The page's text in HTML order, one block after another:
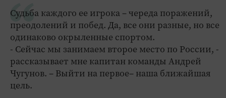
Судьба каждого ее игрока – череда поражений,
преодолений и побед. Да, все они разные, но все
одинаково окрыленные спортом.
- Сейчас мы занимаем второе место по России, -
рассказывает мне капитан команды Андрей
Чугунов. – Выйти на первое– наша ближайшая
цель.